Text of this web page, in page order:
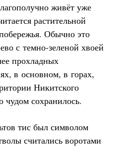
живёт уже
растительной
Обычно это
с темно-зеленой хвоей
прохладных
в основном, в горах,
Никитского
чудом сохранилось.
тис был символом
считались воротами